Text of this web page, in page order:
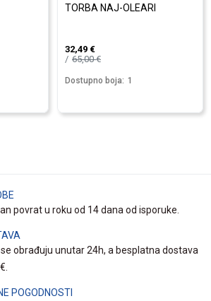
TORBA NAJ-OLEARI
32,49 €
65,00€
Dostupno boja: 1
povrat u roku od 14 dana od isporuke.
obrađuju unutar 24h, a besplatna dostava
POGODNOSTI